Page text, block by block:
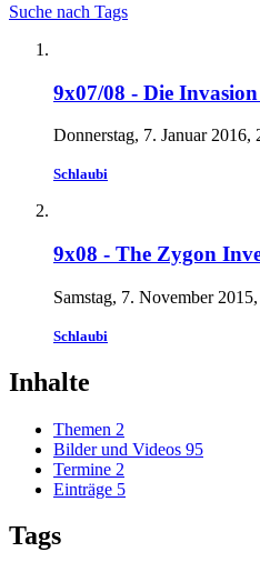
Suche nach Tags
9x07/08 - Die
Donnerstag, 7. Januar 2016,
Schlaubi
9x08 - The Zygon
Samstag, 7. November
Schlaubi
Inhalte
Themen 2
Bilder und Videos 95
Termine 2
Einträge 5
Tags